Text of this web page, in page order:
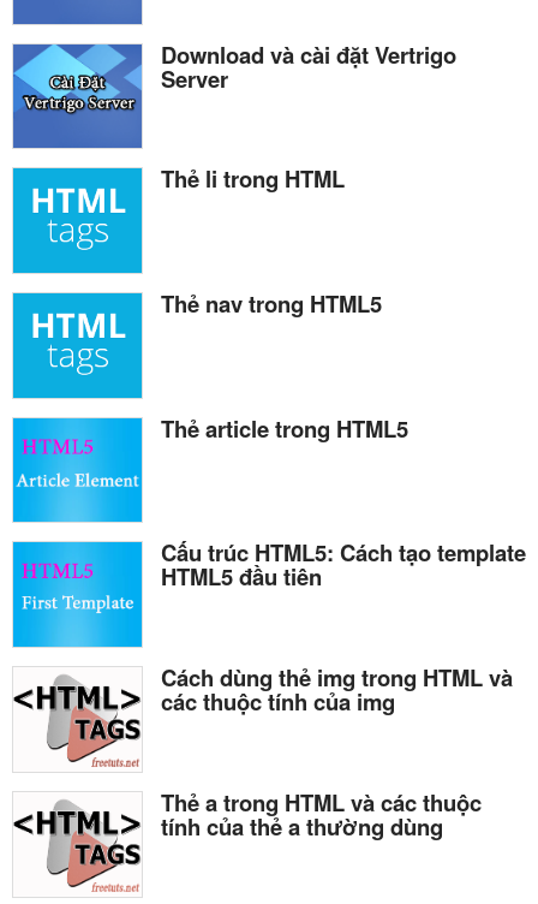
Download và cài đặt Vertrigo
Server
Thẻ li trong HTML
Thẻ nav trong HTML5
Thẻ article trong HTML5
Cấu trúc HTML5: Cách tạo template
HTML5 đầu tiên
Cách dùng thẻ img trong HTML và
các thuộc tính của img
Thẻ a trong HTML và các thuộc
tính của thẻ a thường dùng